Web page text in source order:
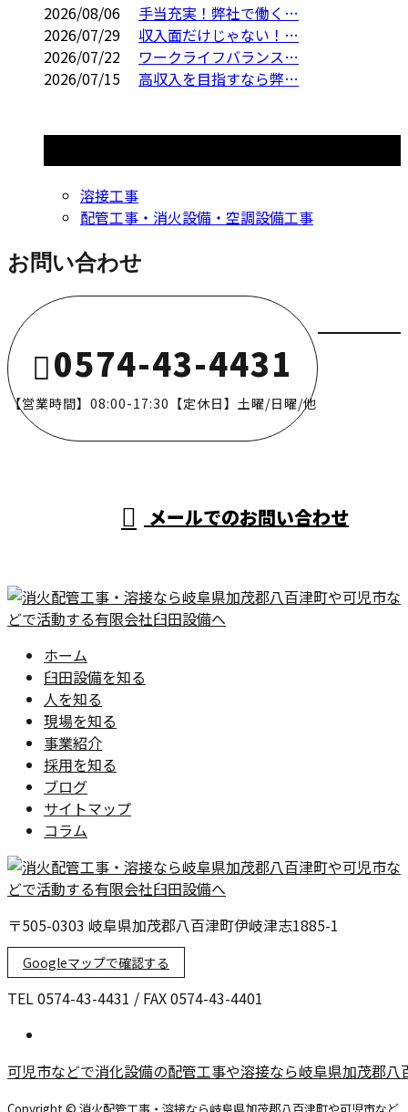
2026/08/06
手当充実！弊社で働く…
2026/07/29
収入面だけじゃない！…
2026/07/22
ワークライフバランス…
2026/07/15
高収入を目指すなら弊…
溶接工事
配管工事・消火設備・空調設備工事
お問い合わせ
0574-43-4431
【営業時間】08:00-17:30【定休日】土曜/日曜/他
メールでのお問い合わせ
ホーム
臼田設備を知る
人を知る
現場を知る
事業紹介
採用を知る
ブログ
サイトマップ
コラム
〒505-0303 岐阜県加茂郡八百津町伊岐津志1885-1
Googleマップで確認する
TEL 0574-43-4431 / FAX 0574-43-4401
可児市などで消化設備の配管工事や溶接なら岐阜県加茂郡
Copyright © 消火配管工事・溶接なら岐阜県加茂郡八百津町や可児市など